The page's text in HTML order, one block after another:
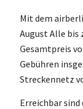
Mit dem
August Alle bis
Gesamtpreis
Gebühren
Streckennetz
Erreichbar